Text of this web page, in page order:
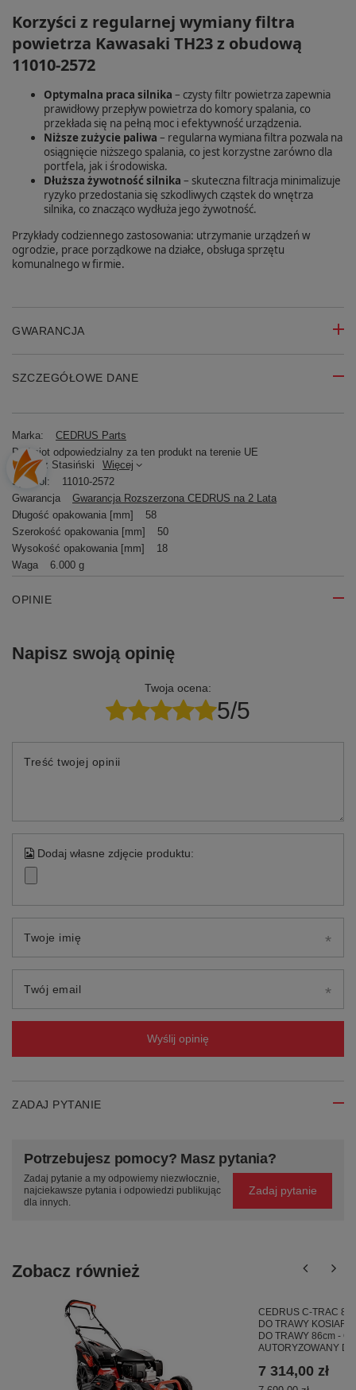
Korzyści z regularnej wymiany filtra
powietrza Kawasaki TH23 z obudową
11010-2572
Optymalna praca silnika – czysty filtr powietrza zapewnia
prawidłowy przepływ powietrza do komory spalania, co
przekłada się na pełną moc i efektywność urządzenia.
Niższe zużycie paliwa – regularna wymiana filtra pozwala na
osiągnięcie niższego spalania, co jest korzystne zarówno dla
portfela, jak i środowiska.
Dłuższa żywotność silnika – skuteczna filtracja minimalizuje
ryzyko przedostania się szkodliwych cząstek do wnętrza
silnika, co znacząco wydłuża jego żywotność.
Przykłady codziennego zastosowania: utrzymanie urządzeń w
ogrodzie, prace porządkowe na działce, obsługa sprzętu
komunalnego w firmie.
GWARANCJA
SZCZEGÓŁOWE DANE
Marka:
CEDRUS Parts
Podmiot odpowiedzialny za ten produkt na terenie UE
Mariusz Stasiński
Więcej
Symbol:
11010-2572
Gwarancja
Gwarancja Rozszerzona CEDRUS na 2 Lata
Długość opakowania [mm]
58
Szerokość opakowania [mm]
50
Wysokość opakowania [mm]
18
Waga
6.000 g
OPINIE
Napisz swoją opinię
Twoja ocena:
5/5
Treść twojej opinii
Dodaj własne zdjęcie produktu:
Twoje imię
Twój email
Wyślij opinię
ZADAJ PYTANIE
Potrzebujesz pomocy? Masz pytania?
Zadaj pytanie a my odpowiemy niezwłocznie,
najciekawsze pytania i odpowiedzi publikując
dla innych.
Zadaj pytanie
Zobacz również
CEDRUS C-TRAC
DO TRAWY
DO TRAWY 86cm -
AUTORYZOWANY
7 314,00 zł